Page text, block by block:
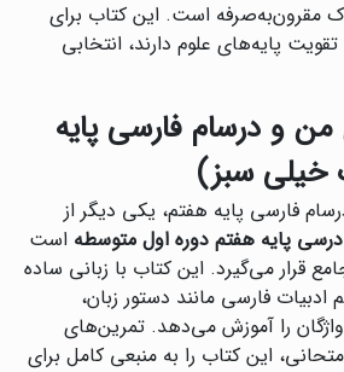
مقرون‌به‌صرفه است. این کتاب برای
پایه‌های علوم دارند، انتخابی
و درسام فارسی پایه
خیلی سبز)
فارسی پایه هفتم، یکی دیگر از
پایه هفتم دوره اول متوسطه است
قرار می‌گیرد. این کتاب با زبانی ساده
فارسی مانند دستور زبان،
را آموزش می‌دهد. تمرین‌های
این کتاب را به منبعی کامل برای